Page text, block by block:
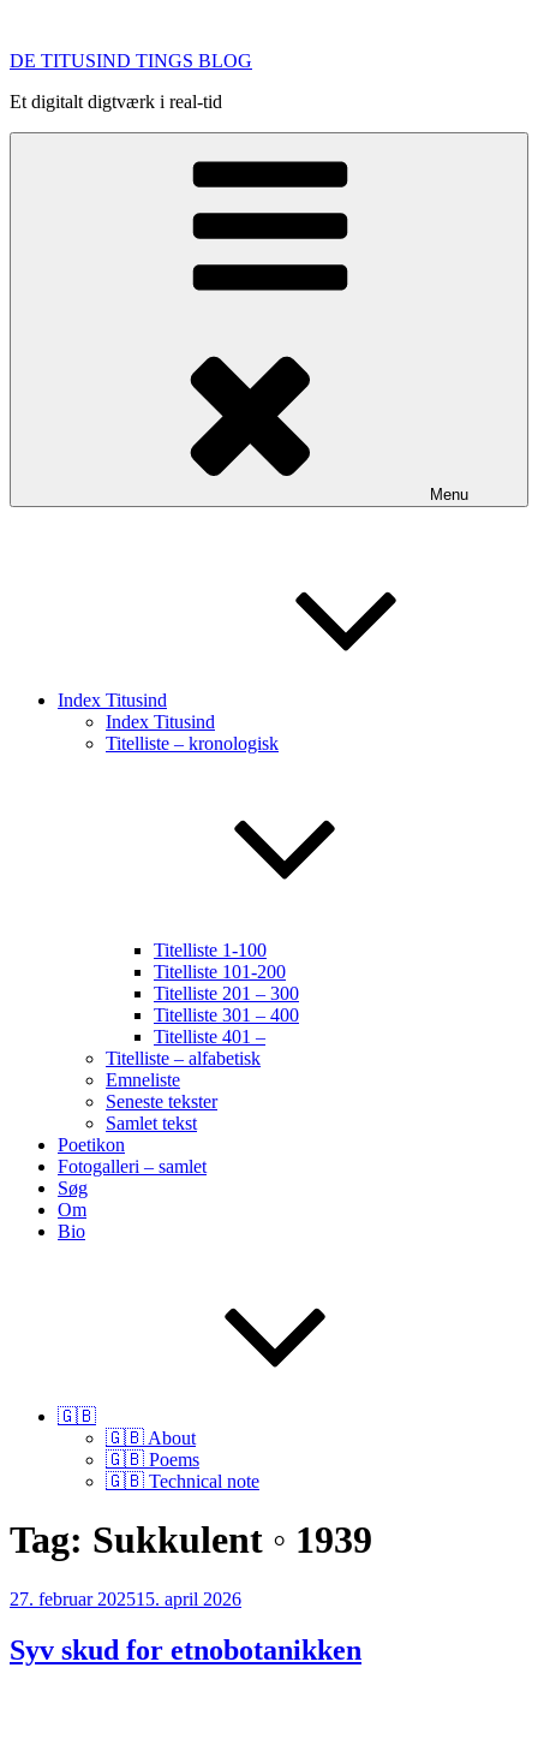
indhold
DE TITUSIND TINGS BLOG
Et digitalt digtværk i real-tid
Menu
Index Titusind
Index Titusind
Titelliste – kronologisk
Titelliste 1-100
Titelliste 101-200
Titelliste 201 – 300
Titelliste 301 – 400
Titelliste 401 –
Titelliste – alfabetisk
Emneliste
Seneste tekster
Samlet tekst
Poetikon
Fotogalleri – samlet
Søg
Om
Bio
🇬🇧
🇬🇧 About
🇬🇧 Poems
🇬🇧 Technical note
Tag: Sukkulent ◦ 1939
Udgivet
27. februar 202515. april 2026
Syv skud for etnobotanikken